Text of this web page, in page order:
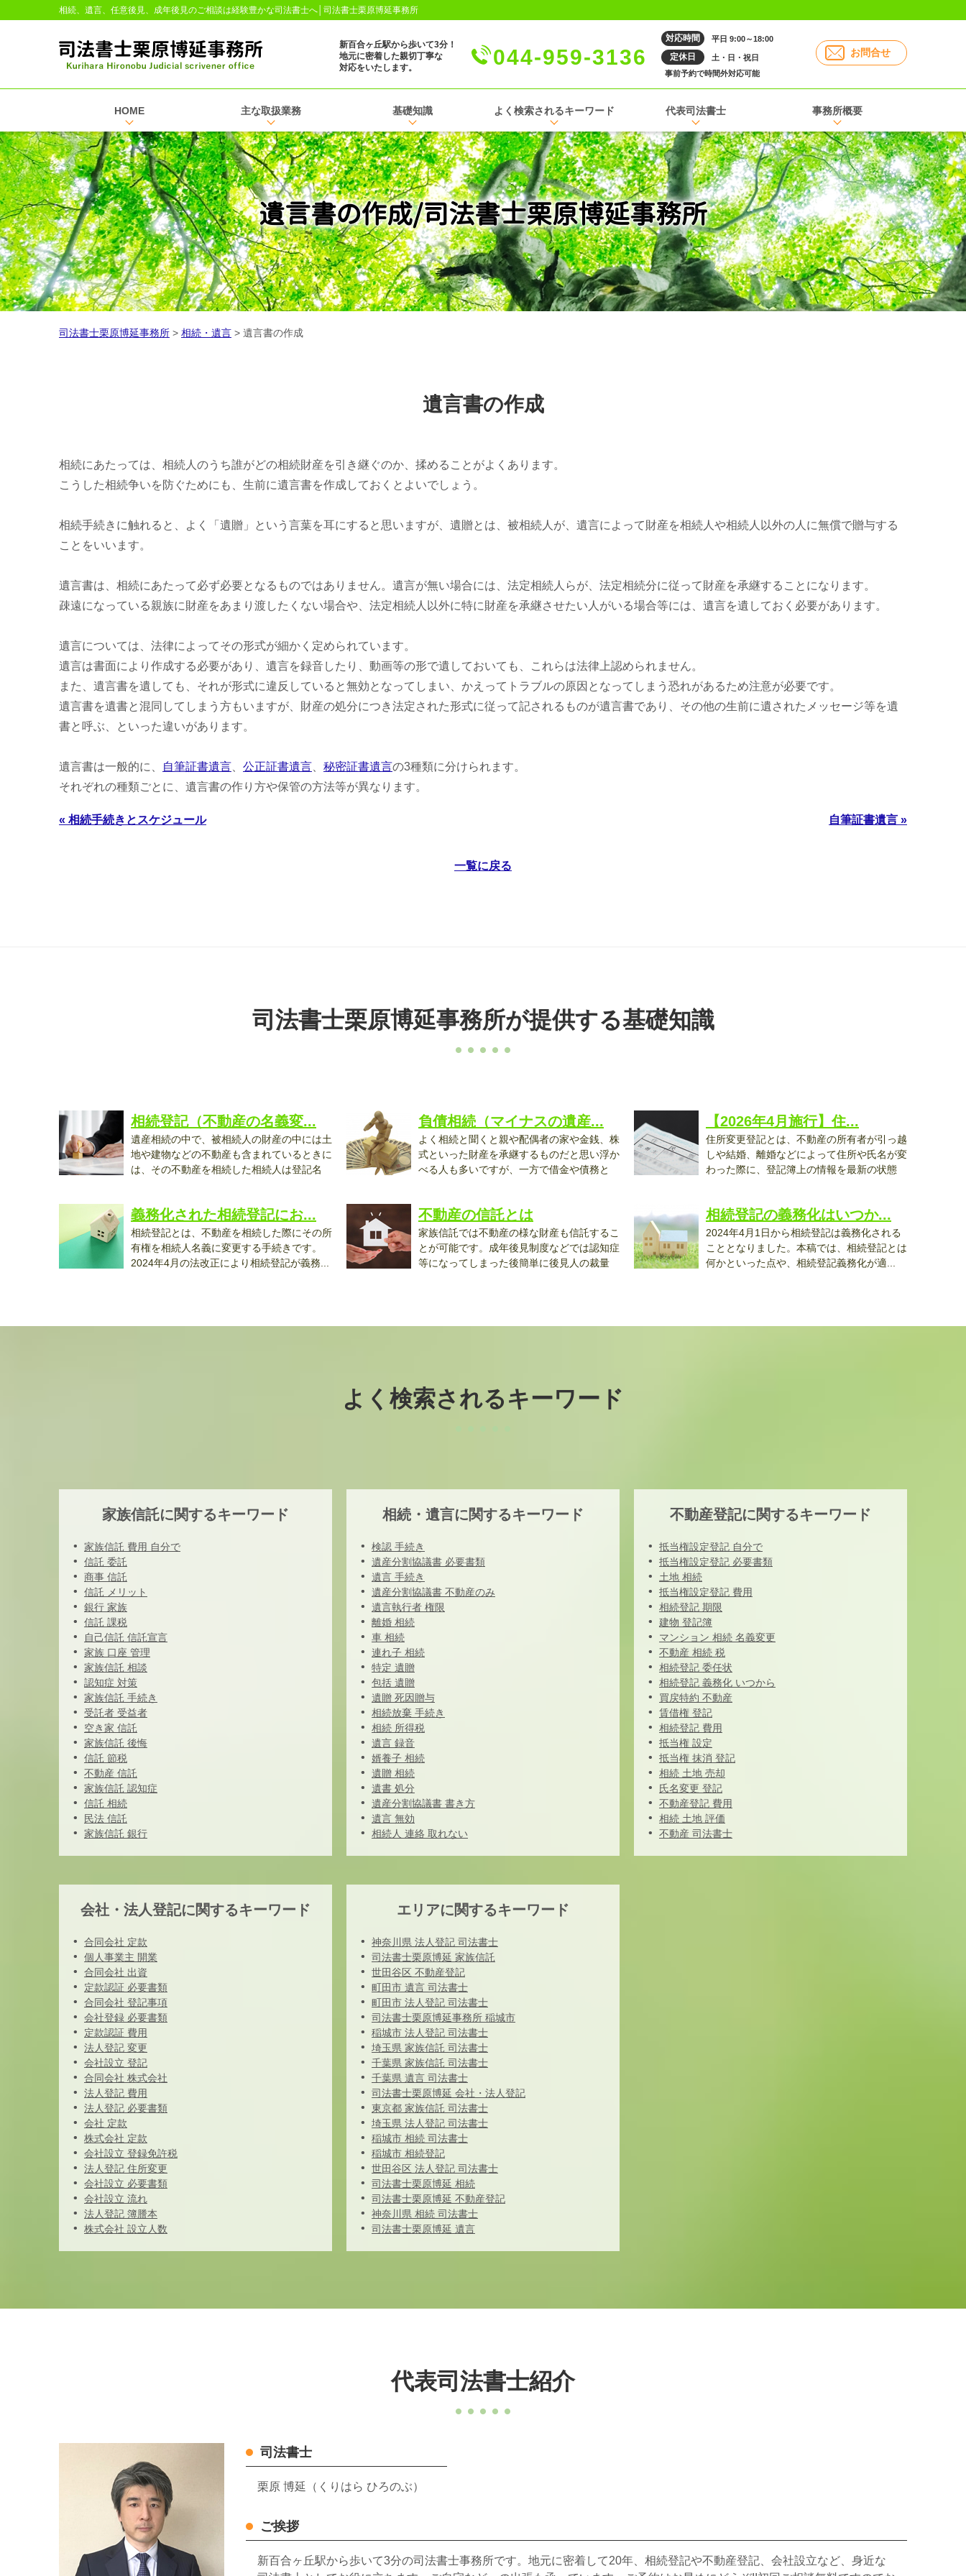
相続、遺言、任意後見、成年後見のご相談は経験豊かな司法書士へ│司法書士栗原博延事務所
新百合ヶ丘駅から歩いて3分！
地元に密着した親切丁寧な
対応をいたします。
044-959-3136
対応時間 平日 9:00～18:00
定休日
土・日・祝日
事前予約で時間外対応可能
お問合せ
HOME 主な取扱業務 基礎知識 よく検索されるキーワード 代表司法書士 事務所概要
遺言書の作成/司法書士栗原博延事務所
司法書士栗原博延事務所 > 相続・遺言 > 遺言書の作成
遺言書の作成
相続にあたっては、相続人のうち誰がどの相続財産を引き継ぐのか、揉めることがよくあります。
こうした相続争いを防ぐためにも、生前に遺言書を作成しておくとよいでしょう。
相続手続きに触れると、よく「遺贈」という言葉を耳にすると思いますが、遺贈とは、被相続人が、遺言によって財産を相続人や相続人以外の人に無償で贈与する
ことをいいます。
遺言書は、相続にあたって必ず必要となるものではありません。遺言が無い場合には、法定相続人らが、法定相続分に従って財産を承継することになります。
疎遠になっている親族に財産をあまり渡したくない場合や、法定相続人以外に特に財産を承継させたい人がいる場合等には、遺言を遺しておく必要があります。
遺言については、法律によってその形式が細かく定められています。
遺言は書面により作成する必要があり、遺言を録音したり、動画等の形で遺しておいても、これらは法律上認められません。
また、遺言書を遺しても、それが形式に違反していると無効となってしまい、かえってトラブルの原因となってしまう恐れがあるため注意が必要です。
遺言書を遺書と混同してしまう方もいますが、財産の処分につき法定された形式に従って記されるものが遺言書であり、その他の生前に遺されたメッセージ等を遺
書と呼ぶ、といった違いがあります。
遺言書は一般的に、 自筆証書遺言 公正証書遺言 秘密証書遺言の3種類に分けられます。
それぞれの種類ごとに、遺言書の作り方や保管の方法等が異なります。
« 相続手続きとスケジュール 自筆証書遺言 »
一覧に戻る
司法書士栗原博延事務所が提供する基礎知識
相続登記（不動産の名義変...
遺産相続の中で、被相続人の財産の中には土
地や建物などの不動産も含まれているときに
は、その不動産を相続した相続人は登記名
負債相続（マイナスの遺産...
よく相続と聞くと親や配偶者の家や金銭、株
式といった財産を承継するものだと思い浮か
べる人も多いですが、一方で借金や債務と
【2026年4月施行】住...
住所変更登記とは、不動産の所有者が引っ越
しや結婚、離婚などによって住所や氏名が変
わった際に、登記簿上の情報を最新の状態
義務化された相続登記にお...
相続登記とは、不動産を相続した際にその所
有権を相続人名義に変更する手続きです。
2024年4月の法改正により相続登記が義務...
不動産の信託とは
家族信託では不動産の様な財産も信託するこ
とが可能です。成年後見制度などでは認知症
等になってしまった後簡単に後見人の裁量
相続登記の義務化はいつか...
2024年4月1日から相続登記は義務化される
こととなりました。本稿では、相続登記とは
何かといった点や、相続登記義務化が適...
よく検索されるキーワード
家族信託に関するキーワード
家族信託 費用 自分で
信託 委託
商事 信託
信託 メリット
銀行 家族
信託 課税
自己信託 信託宣言
家族 口座 管理
家族信託 相談
認知症 対策
家族信託 手続き
受託者 受益者
空き家 信託
家族信託 後悔
信託 節税
不動産 信託
家族信託 認知症
信託 相続
民法 信託
家族信託 銀行
相続・遺言に関するキーワード
検認 手続き
遺産分割協議書 必要書類
遺言 手続き
遺産分割協議書 不動産のみ
遺言執行者 権限
離婚 相続
車 相続
連れ子 相続
特定 遺贈
包括 遺贈
遺贈 死因贈与
相続放棄 手続き
相続 所得税
遺言 録音
婿養子 相続
遺贈 相続
遺書 処分
遺産分割協議書 書き方
遺言 無効
相続人 連絡 取れない
不動産登記に関するキーワード
抵当権設定登記 自分で
抵当権設定登記 必要書類
土地 相続
抵当権設定登記 費用
相続登記 期限
建物 登記簿
マンション 相続 名義変更
不動産 相続 税
相続登記 委任状
相続登記 義務化 いつから
買戻特約 不動産
賃借権 登記
相続登記 費用
抵当権 設定
抵当権 抹消 登記
相続 土地 売却
氏名変更 登記
不動産登記 費用
相続 土地 評価
不動産 司法書士
会社・法人登記に関するキーワード
合同会社 定款
個人事業主 開業
合同会社 出資
定款認証 必要書類
合同会社 登記事項
会社登録 必要書類
定款認証 費用
法人登記 変更
会社設立 登記
合同会社 株式会社
法人登記 費用
法人登記 必要書類
会社 定款
株式会社 定款
会社設立 登録免許税
法人登記 住所変更
会社設立 必要書類
会社設立 流れ
法人登記 簿謄本
株式会社 設立人数
エリアに関するキーワード
神奈川県 法人登記 司法書士
司法書士栗原博延 家族信託
世田谷区 不動産登記
町田市 遺言 司法書士
町田市 法人登記 司法書士
司法書士栗原博延事務所 稲城市
稲城市 法人登記 司法書士
埼玉県 家族信託 司法書士
千葉県 家族信託 司法書士
千葉県 遺言 司法書士
司法書士栗原博延 会社・法人登記
東京都 家族信託 司法書士
埼玉県 法人登記 司法書士
稲城市 相続 司法書士
稲城市 相続登記
世田谷区 法人登記 司法書士
司法書士栗原博延 相続
司法書士栗原博延 不動産登記
神奈川県 相続 司法書士
司法書士栗原博延 遺言
代表司法書士紹介
司法書士
栗原 博延（くりはら ひろのぶ）
ご挨拶
新百合ヶ丘駅から歩いて3分の司法書士事務所です。地元に密着して20年、相続登記や不動産登記、会社設立など、身近な